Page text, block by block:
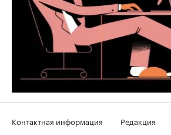
Контактная информация
Редакция